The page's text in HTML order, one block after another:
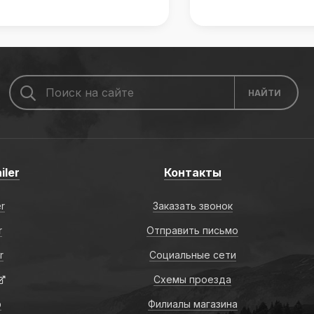
Контакты
Заказать звонок
Отправить письмо
Социальные сети
Схемы проезда
Филиалы магазина